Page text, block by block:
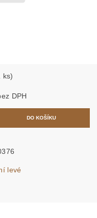
ks)
Kč bez DPH
levé